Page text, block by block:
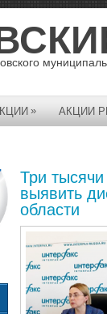
» АКЦИИ
Три
выявить
области